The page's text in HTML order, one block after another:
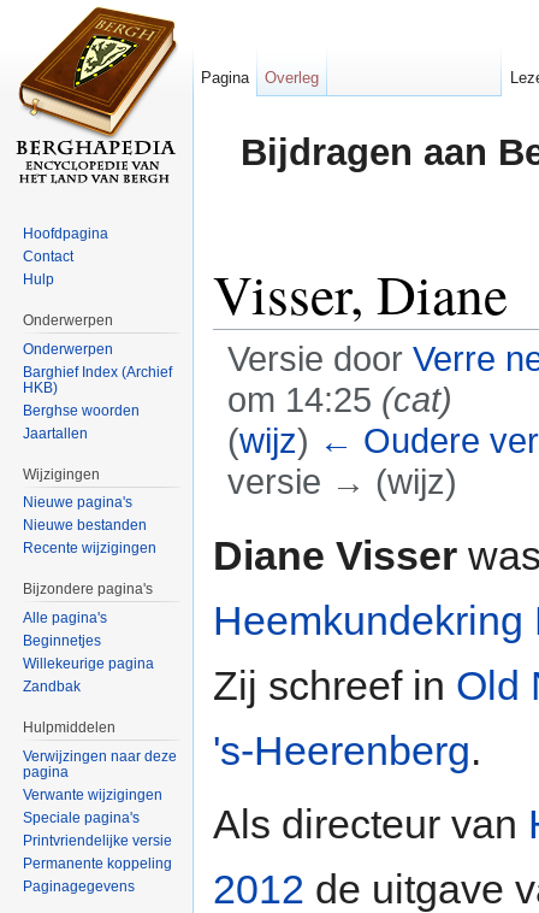
Bijdragen aan
Visser, Diane
Versie door Verre
om 14:25 (cat)
(wijz) ← Oudere
versie → (wijz)
Diane Visser
Heemkundekring
Zij schreef in Old
's-Heerenberg.
Als directeur van
2012 de uitgave
Pagina Overleg
Hoofdpagina
Contact
Hulp
Onderwerpen
Onderwerpen
Barghief Index (Archief
HKB)
Berghse woorden
Jaartallen
Wijzigingen
Nieuwe pagina's
Nieuwe bestanden
Recente wijzigingen
Bijzondere pagina's
Alle pagina's
Beginnetjes
Willekeurige pagina
Zandbak
Hulpmiddelen
Verwijzingen naar deze
pagina
Verwante wijzigingen
Speciale pagina's
Printvriendelijke versie
Permanente koppeling
Paginagegevens